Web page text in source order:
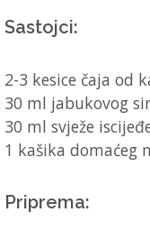
Sastojci:
2-3 kesice čaja od
30 ml jabukovog
30 ml svježe
1 kašika domaćeg
Priprema: